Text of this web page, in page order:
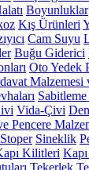
Boyunluklar
Kış Ürünleri
Cam Suyu
Buğu Giderici
Oto Yedek
Malzemesi
Vida-Çivi
Pencere
Stoper Sineklik
Kilitleri
Tekerlek